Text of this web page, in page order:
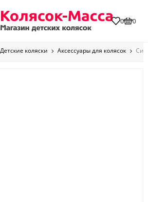
0 0
Детские коляски Аксессуары для колясок